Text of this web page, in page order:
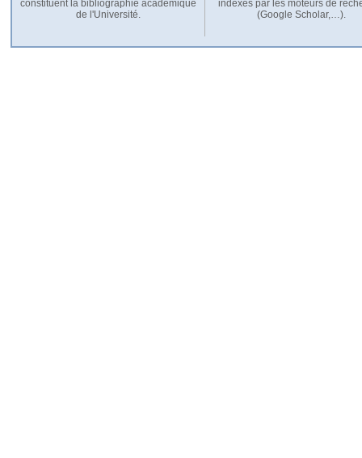
constituent la bibliographie académique
de l'Université.
indexés par les moteurs de
(Google Scholar,…).